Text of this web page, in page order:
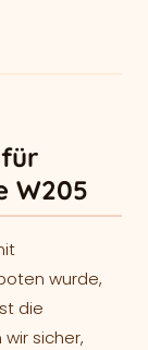
W205
wurde,
die
sicher,